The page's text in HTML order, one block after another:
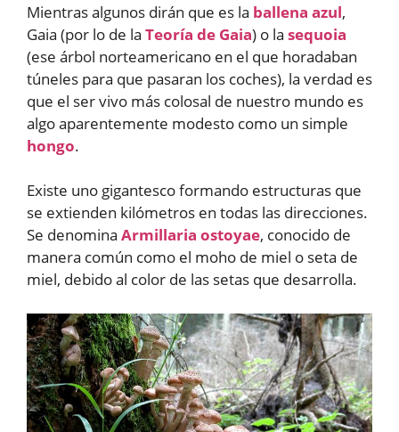
Mientras algunos dirán que es la ballena azul,
Gaia (por lo de la Teoría de Gaia) o la sequoia
(ese árbol norteamericano en el que horadaban
túneles para que pasaran los coches), la verdad es
que el ser vivo más colosal de nuestro mundo es
algo aparentemente modesto como un simple
hongo.
Existe uno gigantesco formando estructuras que
se extienden kilómetros en todas las direcciones.
Se denomina Armillaria ostoyae, conocido de
manera común como el moho de miel o seta de
miel, debido al color de las setas que desarrolla.